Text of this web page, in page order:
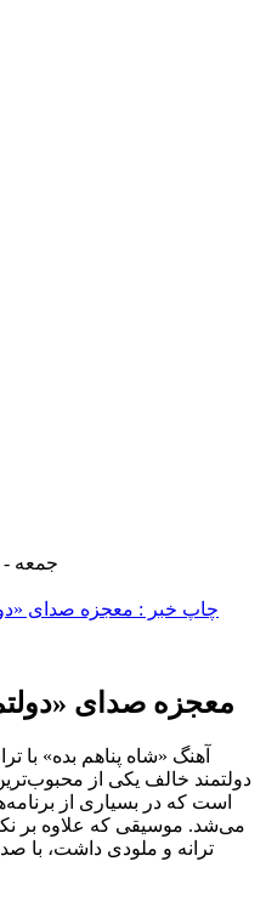
جمعه - ۱۹ اردیبهشت ۱۴۰۴ - ۱۴:۰۴
معجزه صدای
آهنگ «شاه پناهم بده» با
دولتمند خالف یکی از
است که در بسیاری از
می‌شد. موسیقی که علاوه بر
ترانه و ملودی داشت، با